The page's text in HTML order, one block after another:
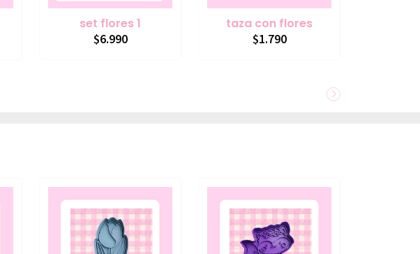
set flores 1
$6.990
taza con flores
$1.790